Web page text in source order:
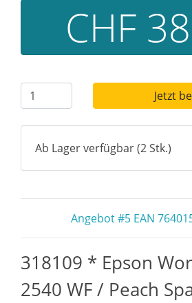
CHF
Jetzt
Ab Lager verfügbar (2 Stk.)
Angebot #5 EAN
318109 * Epson
2540 WF / Peach